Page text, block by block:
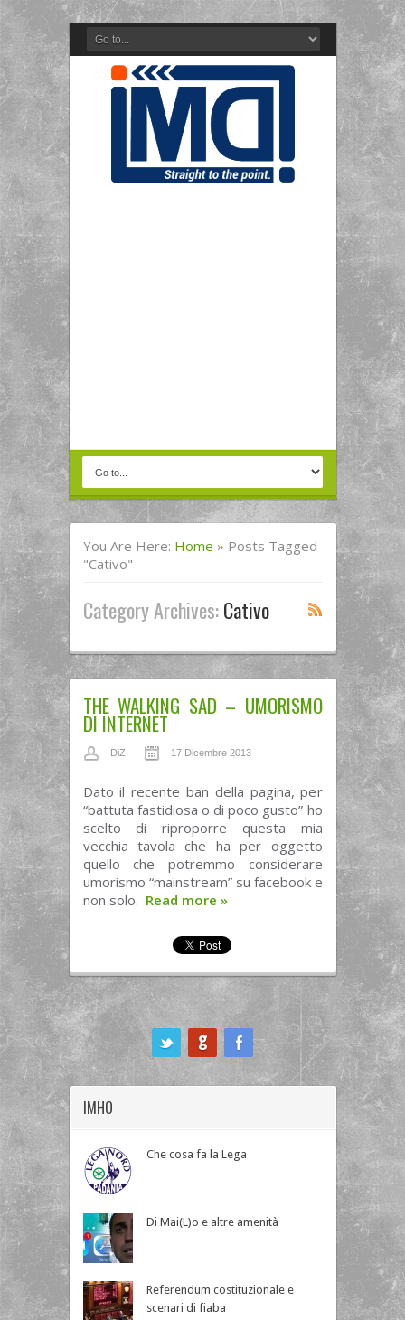
You Are Here: Home » Posts Tagged
"cativo"
Category Archives:Cativo
THE WALKING SAD – UMORISMO
DI INTERNET
DiZ 17 Dicembre 2013
Dato il recente ban della pagina, per
“battuta fastidiosa o di poco gusto” ho
scelto di riproporre questa mia
vecchia tavola che ha per oggetto
quello che potremmo considerare
umorismo “mainstream” su facebook e
non solo. Read more »
IMHO
Che cosa fa la Lega
Di Mai(L)o e altre amenità
Referendum costituzionale e
scenari di fiaba